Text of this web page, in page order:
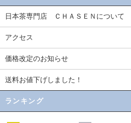
日本茶専門店 ＣＨＡＳＥＮについて
アクセス
価格改定のお知らせ
送料お値下げしました！
ランキング